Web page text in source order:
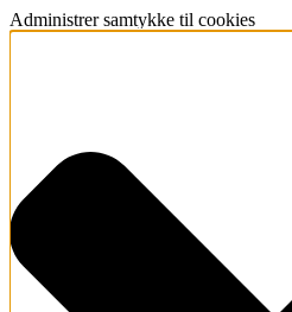
Administrer samtykke til cookies